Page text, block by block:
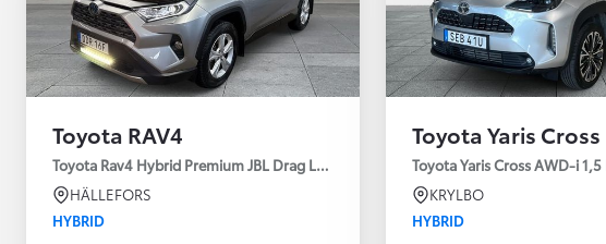
Toyota RAV4
Toyota Rav4 Hybrid Premium JBL Drag Led ramp Vhjul motorv
HÄLLEFORS
HYBRID
Toyota Yaris Cross
Toyota Yaris Cross AWD-i
KRYLBO
HYBRID